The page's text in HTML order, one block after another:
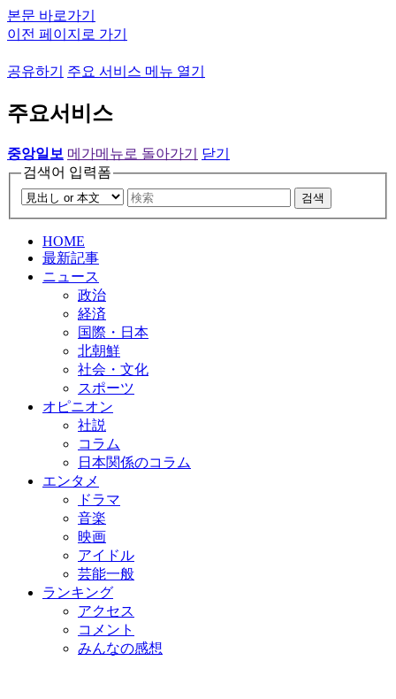
본문 바로가기
이전 페이지로 가기
공유하기 주요 서비스 메뉴 열기
주요서비스
중앙일보 메가메뉴로 돌아가기
닫기
검색어 입력폼
검색
HOME
最新記事
ニュース
政治
経済
国際・日本
北朝鮮
社会・文化
スポーツ
オピニオン
社説
コラム
日本関係のコラム
エンタメ
ドラマ
音楽
映画
アイドル
芸能一般
ランキング
アクセス
コメント
みんなの感想